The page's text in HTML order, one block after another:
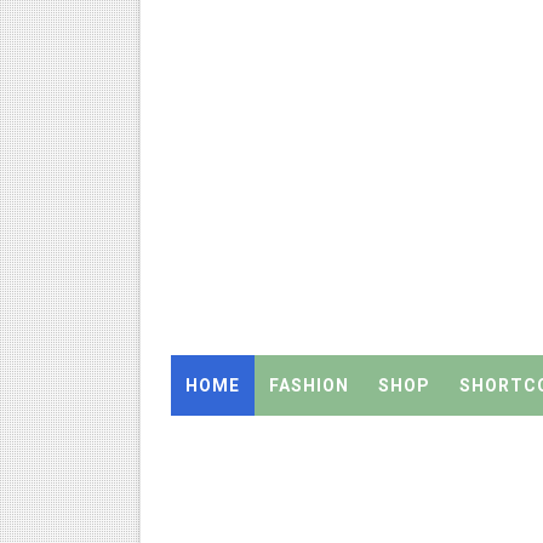
தமிழ்நாடு அரசு ஊழியர்கள்
Census 2027: திருவள்ளூர்
Census 2027:
TET வழக்கு: மதுரை
அரசு ஊழியர்கள் கவனத்திற்கு:
HOME FASHION SHOP